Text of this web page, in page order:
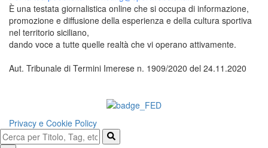
È una testata giornalistica online che si occupa di informazione,
promozione e diffusione della esperienza e della cultura sportiva
nel territorio siciliano,
dando voce a tutte quelle realtà che vi operano attivamente.
Aut. Tribunale di Termini Imerese n. 1909/2020 del 24.11.2020
Privacy e Cookie Policy